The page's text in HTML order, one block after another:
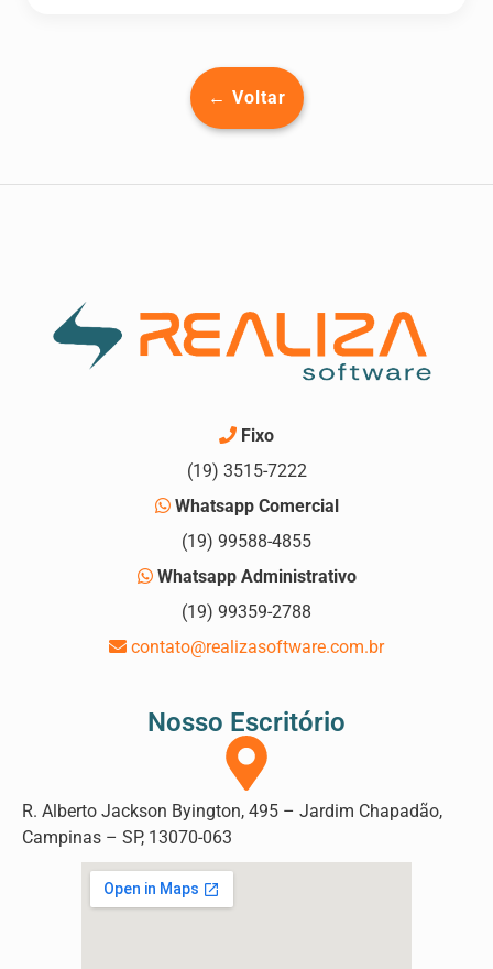
← Voltar
Fixo
(19) 3515-7222
Whatsapp Comercial
(19) 99588-4855
Whatsapp Administrativo
(19) 99359-2788
contato@realizasoftware.com.br
Nosso Escritório
R. Alberto Jackson Byington, 495 – Jardim Chapadão,
Campinas – SP, 13070-063